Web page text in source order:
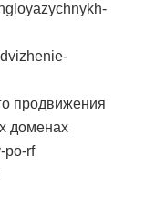
продвижения
доменах
po-rf